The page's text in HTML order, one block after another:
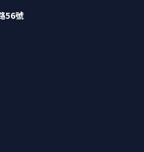
56號